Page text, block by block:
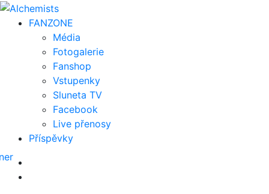
FANZONE
Média
Fotogalerie
Fanshop
Vstupenky
Sluneta TV
Facebook
Live přenosy
Příspěvky